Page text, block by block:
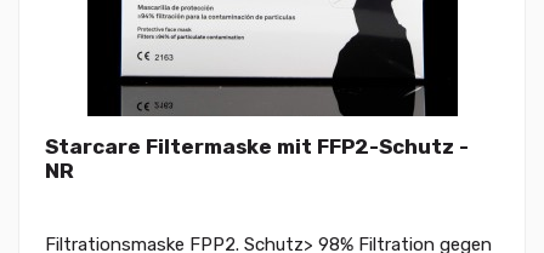
Starcare Filtermaske mit FFP2-Schutz -
NR
Filtrationsmaske FPP2. Schutz> 98% Filtration gegen